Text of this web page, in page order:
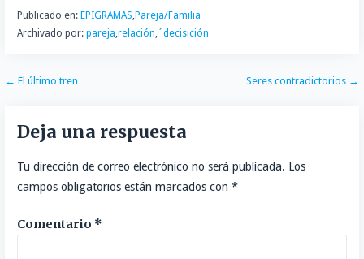
Publicado en: EPIGRAMAS,Pareja/Familia
Archivado por: pareja,relación,´decisición
Navegación
entradas
← El último tren Seres contradictorios →
Deja una respuesta
Tu dirección de correo electrónico no será publicada. Los
campos obligatorios están marcados con *
Comentario *